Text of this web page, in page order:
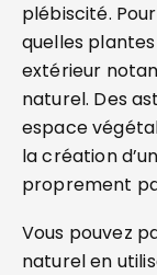
plébiscité.
quelles
extérieur
naturel. Des
espace
la création
proprement
Vous pouvez
naturel en